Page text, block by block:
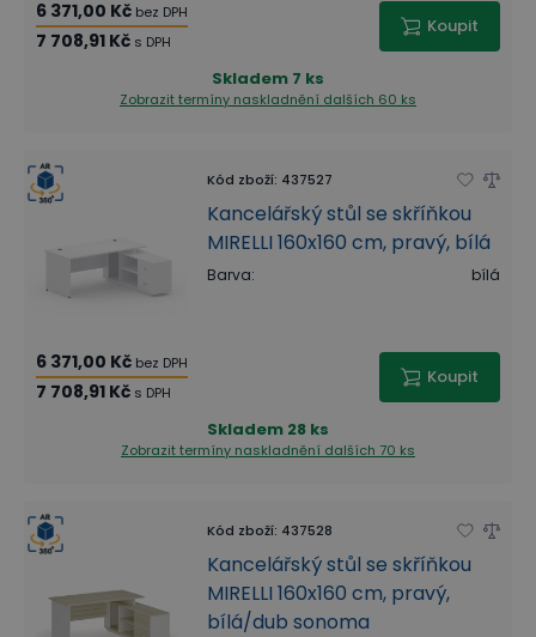
6 371,00 Kč bez DPH
7 708,91 Kč s DPH
Koupit
Skladem 7 ks
Zobrazit termíny naskladnění dalších 60 ks
Kód zboží: 437527
Kancelářský stůl se skříňkou
MIRELLI 160x160 cm, pravý, bílá
Barva: bílá
6 371,00 Kč bez DPH
7 708,91 Kč s DPH
Koupit
Skladem 28 ks
Zobrazit termíny naskladnění dalších 70 ks
Kód zboží: 437528
Kancelářský stůl se skříňkou
MIRELLI 160x160 cm, pravý,
bílá/dub sonoma